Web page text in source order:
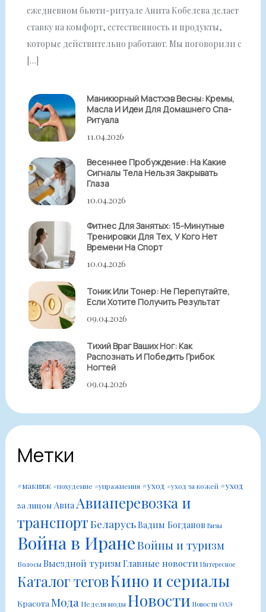
ежедневном бьюти-ритуале Анита Кобелева делает
ставку на комфорт, естественность и продукты,
которые действительно работают. Мы поговорили с
[…]
Маникюрный Мастхэв Весны: Кремы,
Масла И Идеи Для Домашнего Спа-
Ритуала
11.04.2026
Весеннее Пробуждение: На Какие
Сигналы Тела Нельзя Закрывать
Глаза
10.04.2026
Фитнес Для Занятых: 15-Минутные
Тренировки Для Тех, У Кого Нет
Времени На Спорт
10.04.2026
Тоник Или Тонер: Не Перепутайте,
Если Хотите Получить Результат
09.04.2026
Тихий Враг Ваших Ног: Как
Распознать И Победить Грибок
Ногтей
09.04.2026
Метки
#макияж #похудение #упражнения #уход #уход за кожей #уход
за лицом Авиа Авиаперевозка и
транспортБеларусьВадим Богданов Визы
Война в ИранеВойны и туризм
ВолосыВыездной туризмГлавные новости Интересное
Каталог теговКино и сериалы
Красота Мода Неделя моды Новости Новости ОАЭ